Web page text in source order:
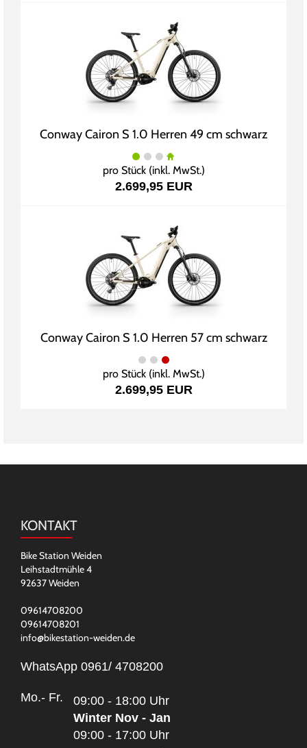
Conway Cairon S 1.0 Herren 49 cm schwarz
pro Stück (inkl. MwSt.)
2.699,95 EUR
Conway Cairon S 1.0 Herren 57 cm schwarz
pro Stück (inkl. MwSt.)
2.699,95 EUR
KONTAKT
Bike Station Weiden
Leihstadtmühle 4
92637 Weiden
09614708200
09614708201
info@bikestation-weiden.de
WhatsApp 0961/ 4708200
Mo.- Fr. 09:00 - 18:00 Uhr
Winter Nov - Jan
09:00 - 17:00 Uhr